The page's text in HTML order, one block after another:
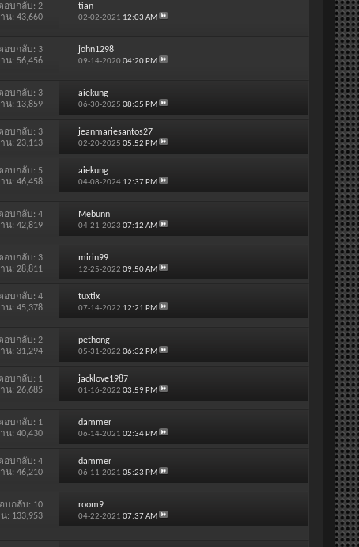
อบกลับ:2
น: 43,660
tian
02-02-2021 12:03 AM
อบกลับ: 3
น: 56,456
john1298
09-14-202004:20 PM
อบกลับ: 3
น: 13,859
aiekung
06-30-2025 08:35 PM
อบกลับ: 3
น: 23,113
jeanmariesantos27
02-20-2025 05:52 PM
อบกลับ: 5
น: 46,458
aiekung
04-08-2024 12:37 PM
อบกลับ:4
น: 42,819
Mebunn
04-21-2023 07:12 AM
อบกลับ: 3
น: 28,811
mirin99
12-25-2022 09:50 AM
อบกลับ:4
น: 45,378
tuxtix
07-14-2022 12:21 PM
อบกลับ:2
น: 31,294
pethong
05-31-2022 06:32 PM
อบกลับ: 1
น: 26,685
jacklove1987
01-16-2022 03:59 PM
อบกลับ: 1
น: 40,430
dammer
06-14-2021 02:34 PM
อบกลับ:4
น: 46,210
dammer
06-11-2021 05:23 PM
บกลับ: 10
: 133,953
room9
04-22-2021 07:37 AM